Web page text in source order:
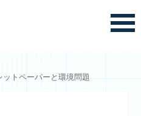
トペーパーと環境問題